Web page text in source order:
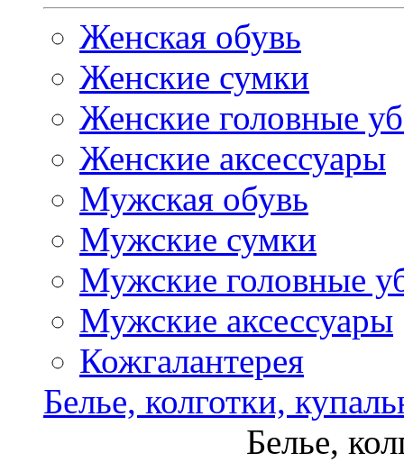
Женская обувь
Женские сумки
Женские головные
Женские аксессуары
Мужская обувь
Мужские сумки
Мужские головные
Мужские аксессуары
Кожгалантерея
Белье, колготки,
Белье,